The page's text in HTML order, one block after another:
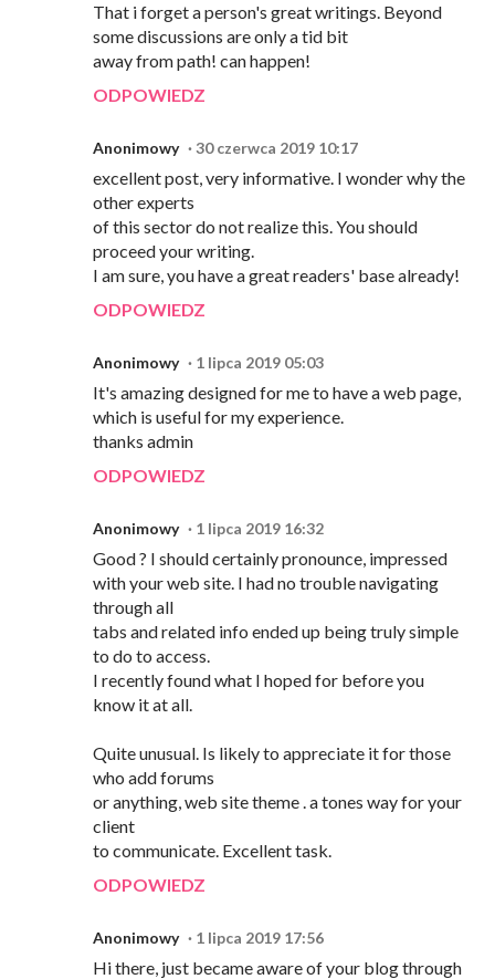
That i forget a person's great writings. Beyond
some discussions are only a tid bit
away from path! can happen!
ODPOWIEDZ
Anonimowy 30 czerwca 2019 10:17
excellent post, very informative. I wonder why the
other experts
of this sector do not realize this. You should
proceed your writing.
I am sure, you have a great readers' base already!
ODPOWIEDZ
Anonimowy 1 lipca 2019 05:03
It's amazing designed for me to have a web page,
which is useful for my experience.
thanks admin
ODPOWIEDZ
Anonimowy 1 lipca 2019 16:32
Good ? I should certainly pronounce, impressed
with your web site. I had no trouble navigating
through all
tabs and related info ended up being truly simple
to do to access.
I recently found what I hoped for before you
know it at all.
Quite unusual. Is likely to appreciate it for those
who add forums
or anything, web site theme . a tones way for your
client
to communicate. Excellent task.
ODPOWIEDZ
Anonimowy 1 lipca 2019 17:56
Hi there, just became aware of your blog through